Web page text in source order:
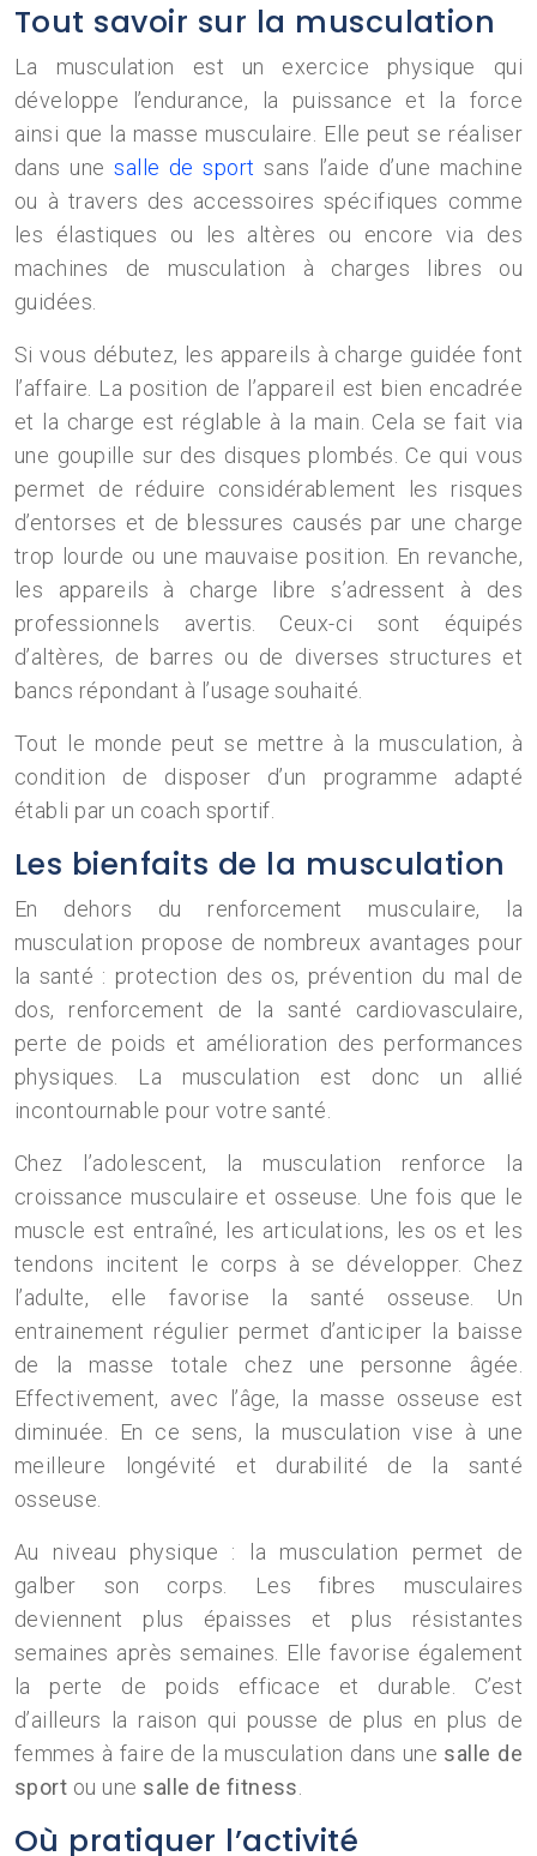
Tout savoir sur la musculation
La musculation est un exercice physique qui
développe l’endurance, la puissance et la force
ainsi que la masse musculaire. Elle peut se réaliser
dans unesalle de sport sans l’aide d’une machine
ou à travers des accessoires spécifiques comme
les élastiques ou les altères ou encore via des
machines de musculation à charges libres ou
guidées.
Si vous débutez, les appareils à charge guidée font
l’affaire. La position de l’appareil est bien encadrée
et la charge est réglable à la main. Cela se fait via
une goupille sur des disques plombés. Ce qui vous
permet de réduire considérablement les risques
d’entorses et de blessures causés par une charge
trop lourde ou une mauvaise position. En revanche,
les appareils à charge libre s’adressent à des
professionnels avertis. Ceux-ci sont équipés
d’altères, de barres ou de diverses structures et
bancs répondant à l’usage souhaité.
Tout le monde peut se mettre à la musculation, à
condition de disposer d’un programme adapté
établi par un coach sportif.
Les bienfaits de la musculation
En dehors du renforcement musculaire, la
musculation propose de nombreux avantages pour
la santé : protection des os, prévention du mal de
dos, renforcement de la santé cardiovasculaire,
perte de poids et amélioration des performances
physiques. La musculation est donc un allié
incontournable pour votre santé.
Chez l’adolescent, la musculation renforce la
croissance musculaire et osseuse. Une fois que le
muscle est entraîné, les articulations, les os et les
tendons incitent le corps à se développer. Chez
l’adulte, elle favorise la santé osseuse. Un
entrainement régulier permet d’anticiper la baisse
de la masse totale chez une personne âgée.
Effectivement, avec l’âge, la masse osseuse est
diminuée. En ce sens, la musculation vise à une
meilleure longévité et durabilité de la santé
osseuse.
Au niveau physique : la musculation permet de
galber son corps. Les fibres musculaires
deviennent plus épaisses et plus résistantes
semaines après semaines. Elle favorise également
la perte de poids efficace et durable. C’est
d’ailleurs la raison qui pousse de plus en plus de
femmes à faire de la musculation dans une salle de
sport ou une salle de fitness
Où pratiquer l’activité